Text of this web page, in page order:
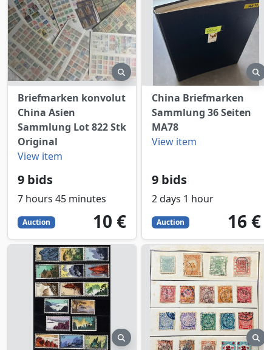
preview
Briefmarken konvolut
China Asien
Sammlung Lot 822 Stk
Original
View item
9 bids
7 hours 45 minutes
Auction 10
EUR
10 €
China Briefmarken
Sammlung 36 Seiten
MA78
View item
9 bids
2 days 1 hour
Auction 16
EUR
16 €
preview